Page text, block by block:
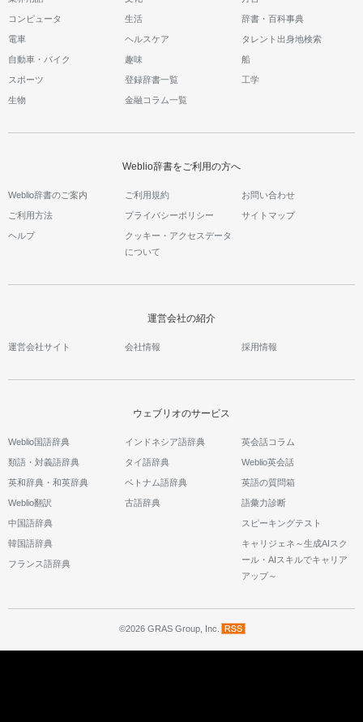
コンピュータ 生活 辞書・百科事典
電車 ヘルスケア タレント出身地検索
自動車・バイク 趣味 船
スポーツ 登録辞書一覧 工学
生物 金融コラム一覧
Weblio辞書をご利用の方へ
Weblio辞書のご案内 ご利用規約 お問い合わせ
ご利用方法 プライバシーポリシー サイトマップ
ヘルプ
クッキー・アクセスデータ
について
運営会社の紹介
運営会社サイト 会社情報 採用情報
ウェブリオのサービス
Weblio国語辞典
類語・対義語辞典
英和辞典・和英辞典
Weblio翻訳
中国語辞典
韓国語辞典
フランス語辞典
インドネシア語辞典
タイ語辞典
ベトナム語辞典
古語辞典
英会話コラム
Weblio英会話
英語の質問箱
語彙力診断
スピーキングテスト
キャリジェネ～生成AIスク
ール・AIスキルでキャリア
アップ～
©2026 GRAS Group, Inc.